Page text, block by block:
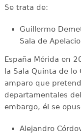
Se trata de:
Guillermo
Sala de
España Mérida en
la Sala Quinta de lo
amparo que
departamentales
embargo, él se
Alejandro